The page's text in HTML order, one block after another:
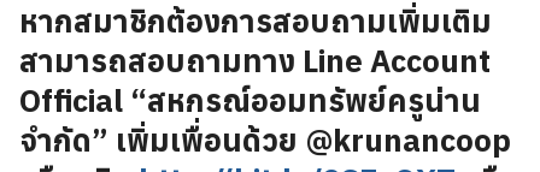
หากสมาชิกต้องการสอบถามเพิ่มเติม
สามารถสอบถามทาง Line Account
Official “สหกรณ์ออมทรัพย์ครูน่าน
จำกัด” เพิ่มเพื่อนด้วย @krunancoop